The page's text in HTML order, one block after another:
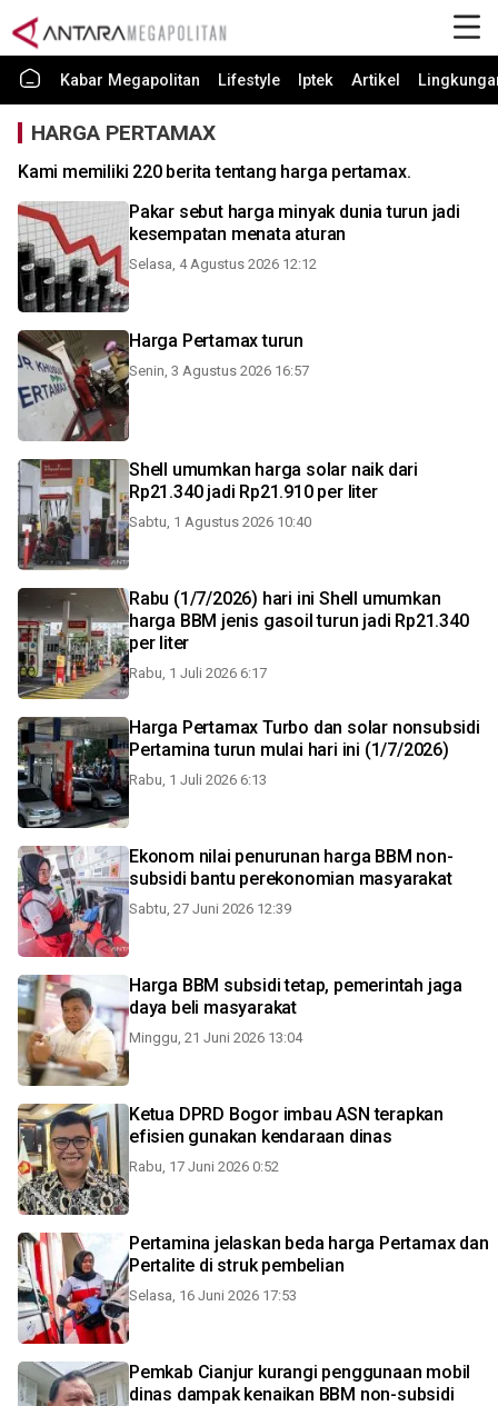
Kabar Megapolitan Lifestyle Iptek Artikel
HARGA PERTAMAX
Kami memiliki 220 berita tentang harga pertamax.
Pakar sebut harga minyak dunia turun jadi
kesempatan menata aturan
Selasa, 4 Agustus 2026 12:12
Harga Pertamax turun
Senin, 3 Agustus 2026 16:57
Shell umumkan harga solar naik dari
Rp21.340 jadi Rp21.910 per liter
Sabtu, 1 Agustus 2026 10:40
Rabu (1/7/2026) hari ini Shell umumkan
harga BBM jenis gasoil turun jadi Rp21.340
per liter
Rabu, 1 Juli 2026 6:17
Harga Pertamax Turbo dan solar nonsubsidi
Pertamina turun mulai hari ini (1/7/2026)
Rabu, 1 Juli 2026 6:13
Ekonom nilai penurunan harga BBM non-
subsidi bantu perekonomian masyarakat
Sabtu, 27 Juni 2026 12:39
Harga BBM subsidi tetap, pemerintah jaga
daya beli masyarakat
Minggu, 21 Juni 2026 13:04
Ketua DPRD Bogor imbau ASN terapkan
efisien gunakan kendaraan dinas
Rabu, 17 Juni 2026 0:52
Pertamina jelaskan beda harga Pertamax dan
Pertalite di struk pembelian
Selasa, 16 Juni 2026 17:53
Pemkab Cianjur kurangi penggunaan mobil
dinas dampak kenaikan BBM non-subsidi